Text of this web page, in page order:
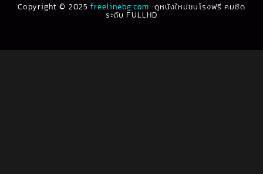
1991
1990
Copyright © 2025freelinebg.com ดูหนังใหม่ชนโรงฟรี คมชัด
ระดับ FULLHD